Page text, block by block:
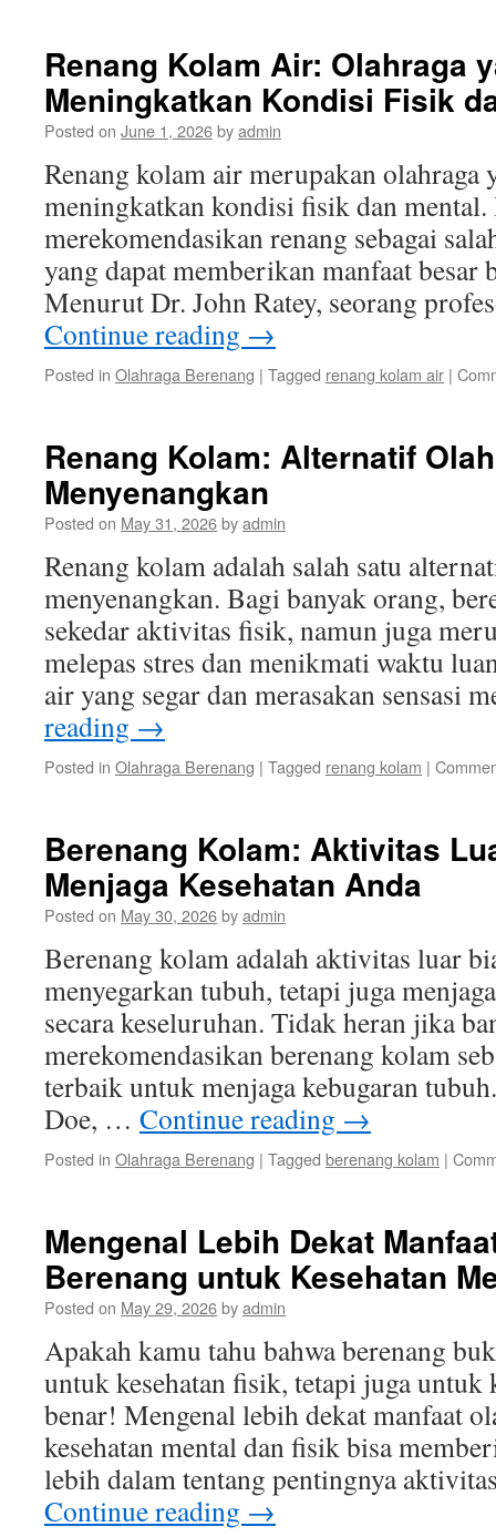
Renang Kolam Air: Olahraga
Meningkatkan Kondisi Fisik
Posted on June 1, 2026byadmin
Renang kolam air merupakan olahraga
meningkatkan kondisi fisik dan mental.
merekomendasikan renang sebagai
yang dapat memberikan manfaat
Menurut Dr. John Ratey, seorang
Continue reading →
Posted in Olahraga Berenang | Tagged renang kolam air |
Renang Kolam: Alternatif
Menyenangkan
Posted on May 31, 2026byadmin
Renang kolam adalah salah satu
menyenangkan. Bagi banyak orang,
sekedar aktivitas fisik, namun juga
melepas stres dan menikmati waktu
air yang segar dan merasakan sensasi
reading →
Posted in Olahraga Berenang | Tagged renang kolam |
Berenang Kolam: Aktivitas
Menjaga Kesehatan Anda
Posted on May 30, 2026byadmin
Berenang kolam adalah aktivitas luar
menyegarkan tubuh, tetapi juga
secara keseluruhan. Tidak heran jika
merekomendasikan berenang kolam
terbaik untuk menjaga kebugaran
Doe, … Continue reading →
Posted in Olahraga Berenang | Tagged berenang kolam |
Mengenal Lebih Dekat
Berenang untuk Kesehatan
Posted on May 29, 2026byadmin
Apakah kamu tahu bahwa berenang
untuk kesehatan fisik, tetapi juga untuk
benar! Mengenal lebih dekat manfaat
kesehatan mental dan fisik bisa
lebih dalam tentang pentingnya
Continue reading →